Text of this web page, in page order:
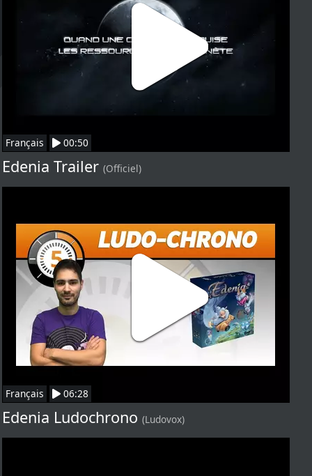
Français 00:50
Edenia Trailer (Officiel)
Français 06:28
Edenia Ludochrono (Ludovox)